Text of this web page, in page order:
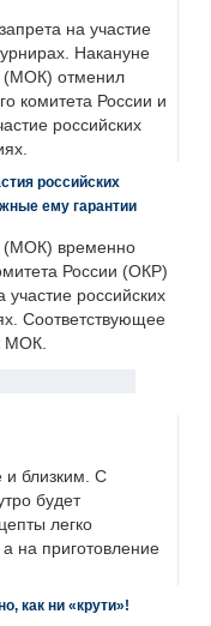
на участие
Накануне
(МОК) отменил
комитета России и
российских
российских
ему гарантии
(МОК) временно
России (ОКР)
российских
Соответствующее
МОК.
и близким. С
будет
легко
на приготовление
как ни «крути»!